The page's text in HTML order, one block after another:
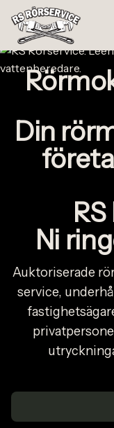
Din
Ni
Auktoriserade
service,